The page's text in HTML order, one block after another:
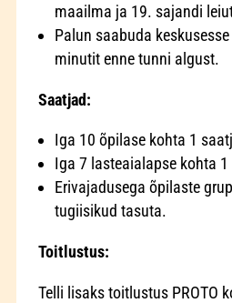
maailma ja 19. sajandi
Palun saabuda
minutit enne tunni algust.
Saatjad:
Iga 10 õpilase kohta 1
Iga 7 lasteaialapse kohta
Erivajadusega õpilaste
tugiisikud tasuta.
Toitlustus:
Telli lisaks toitlustus PROTO